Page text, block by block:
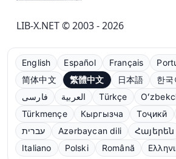
LIB-X.NET © 2003 - 2026
English Español Français
简体中文
繁體中文 日本語 한국
فارسی
العربية Türkçe
Türkmençe
Кыргызча Тоҷикӣ
עברית
Azərbaycan dili Հայերեն
Italiano
Polski Română